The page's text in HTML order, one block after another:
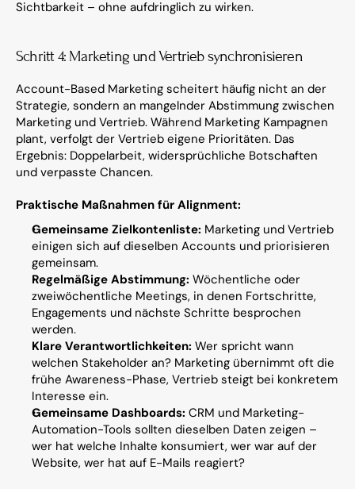
Sichtbarkeit – ohne aufdringlich zu wirken.
Schritt 4: Marketing und Vertrieb synchronisieren
Account-Based Marketing scheitert häufig nicht an der
Strategie, sondern an mangelnder Abstimmung zwischen
Marketing und Vertrieb. Während Marketing Kampagnen
plant, verfolgt der Vertrieb eigene Prioritäten. Das
Ergebnis: Doppelarbeit, widersprüchliche Botschaften
und verpasste Chancen.
Praktische Maßnahmen für Alignment:
Gemeinsame Zielkontenliste: Marketing und Vertrieb
einigen sich auf dieselben Accounts und priorisieren
gemeinsam.
Regelmäßige Abstimmung: Wöchentliche oder
zweiwöchentliche Meetings, in denen Fortschritte,
Engagements und nächste Schritte besprochen
werden.
Klare Verantwortlichkeiten: Wer spricht wann
welchen Stakeholder an? Marketing übernimmt oft die
frühe Awareness-Phase, Vertrieb steigt bei konkretem
Interesse ein.
Gemeinsame Dashboards: CRM und Marketing-
Automation-Tools sollten dieselben Daten zeigen –
wer hat welche Inhalte konsumiert, wer war auf der
Website, wer hat auf E-Mails reagiert?